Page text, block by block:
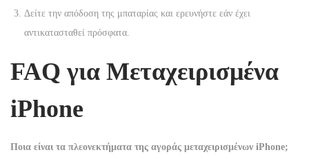
Δείτε την απόδοση της μπαταρίας και ερευνήστε εάν έχει
αντικατασταθεί πρόσφατα.
FAQ για Μεταχειρισμένα
iPhone
Ποια είναι τα πλεονεκτήματα της αγοράς μεταχειρισμένων iPhone;